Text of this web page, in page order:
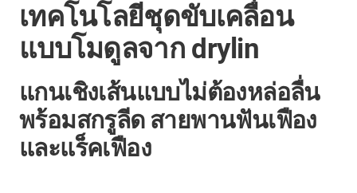
เทคโนโลยีชุดขับเคลื่อน
แบบโมดูลจาก drylin
แกนเชิงเส้นแบบไม่ต้องหล่อลื่น
พร้อมสกรูลีด สายพานฟันเฟือง
และแร็คเฟือง